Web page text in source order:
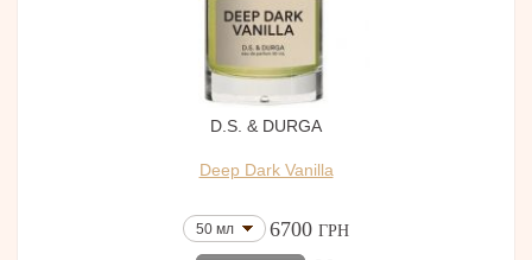
D.S. & DURGA
Deep Dark Vanilla
50 мл 6700 ГРН